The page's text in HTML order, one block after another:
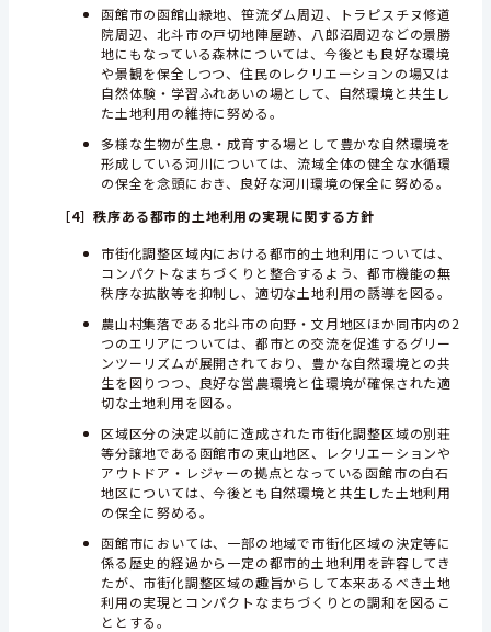
函館市の函館山緑地、笹流ダム周辺、トラピスチヌ修道
院周辺、北斗市の戸切地陣屋跡、八郎沼周辺などの景勝
地にもなっている森林については、今後とも良好な環境
や景観を保全しつつ、住民のレクリエーションの場又は
自然体験・学習ふれあいの場として、自然環境と共生し
た土地利用の維持に努める。
多様な生物が生息・成育する場として豊かな自然環境を
形成している河川については、流域全体の健全な水循環
の保全を念頭におき、良好な河川環境の保全に努める。
［4］秩序ある都市的土地利用の実現に関する方針
市街化調整区域内における都市的土地利用については、
コンパクトなまちづくりと整合するよう、都市機能の無
秩序な拡散等を抑制し、適切な土地利用の誘導を図る。
農山村集落である北斗市の向野・文月地区ほか同市内の2
つのエリアについては、都市との交流を促進するグリー
ンツーリズムが展開されており、豊かな自然環境との共
生を図りつつ、良好な営農環境と住環境が確保された適
切な土地利用を図る。
区域区分の決定以前に造成された市街化調整区域の別荘
等分譲地である函館市の東山地区、レクリエーションや
アウトドア・レジャーの拠点となっている函館市の白石
地区については、今後とも自然環境と共生した土地利用
の保全に努める。
函館市においては、一部の地域で市街化区域の決定等に
係る歴史的経過から一定の都市的土地利用を許容してき
たが、市街化調整区域の趣旨からして本来あるべき土地
利用の実現とコンパクトなまちづくりとの調和を図るこ
ととする。